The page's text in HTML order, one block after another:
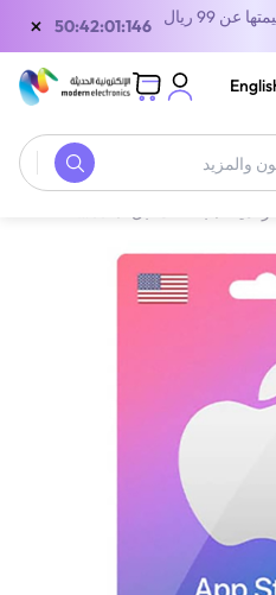
توصيل مجاني للطلبات التي تزيد قيمتها عن 99 ريال
49:42:01:146
×